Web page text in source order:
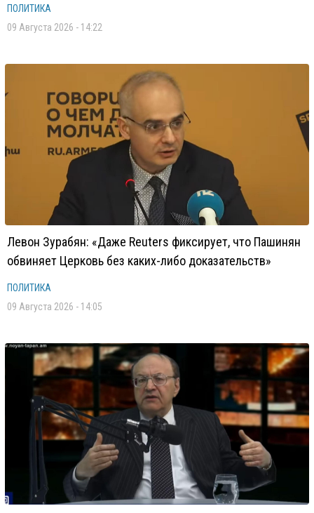
ПОЛИТИКА
09 Августа 2026 - 14:22
Левон Зурабян: «Даже Reuters фиксирует, что Пашинян
обвиняет Церковь без каких-либо доказательств»
ПОЛИТИКА
09 Августа 2026 - 14:05